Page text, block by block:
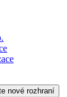
nové rozhraní